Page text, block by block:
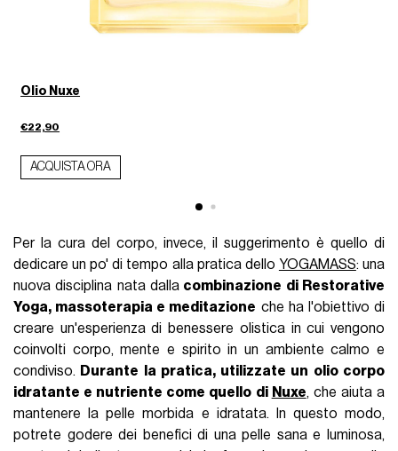
Olio Nuxe
€22,90
ACQUISTA ORA
Per la cura del corpo, invece, il suggerimento è quello di
dedicare un po' di tempo alla pratica dello YOGAMASS: una
nuova disciplina nata dalla combinazione di Restorative
Yoga, massoterapia e meditazione che ha l'obiettivo di
creare un'esperienza di benessere olistica in cui vengono
coinvolti corpo, mente e spirito in un ambiente calmo e
condiviso. Durante la pratica, utilizzate un olio corpo
idratante e nutriente come quello di Nuxe, che aiuta a
mantenere la pelle morbida e idratata. In questo modo,
potrete godere dei benefici di una pelle sana e luminosa,